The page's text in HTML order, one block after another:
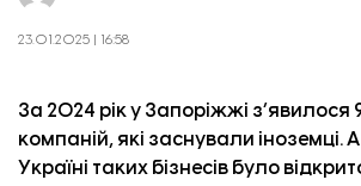
Про нас
23.01.2025 | 16:58
За 2024 рік у Запоріжжі з’явилося
компаній, які заснували іноземці.
Україні таких бізнесів було